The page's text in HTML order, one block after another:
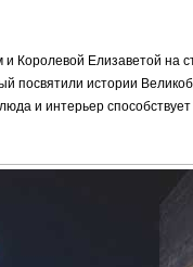
Королевой Елизаветой на
посвятили истории
и интерьер